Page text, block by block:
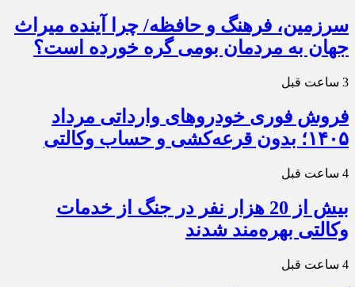
سرزمین، فرهنگ و حافظه/ چرا آینده میراث
جهان به مردمان بومی گره خورده است؟
3 ساعت قبل
فروش فوری خودروهای وارداتی مرداد
۱۴۰۵؛ بدون قرعه‌کشی و حساب وکالتی
4 ساعت قبل
بیش از 20 هزار نفر در جنگ از خدمات
وکالتی بهره‌مند شدند
4 ساعت قبل